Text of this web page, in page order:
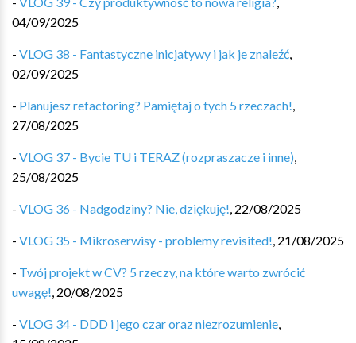
04/09/2025
- VLOG 38 - Fantastyczne inicjatywy i jak je znaleźć,
02/09/2025
- Planujesz refactoring? Pamiętaj o tych 5 rzeczach!,
27/08/2025
- VLOG 37 - Bycie TU i TERAZ (rozpraszacze i inne),
25/08/2025
- VLOG 36 - Nadgodziny? Nie, dziękuję!, 22/08/2025
- VLOG 35 - Mikroserwisy - problemy revisited!, 21/08/2025
- Twój projekt w CV? 5 rzeczy, na które warto zwrócić
uwagę!, 20/08/2025
- VLOG 34 - DDD i jego czar oraz niezrozumienie,